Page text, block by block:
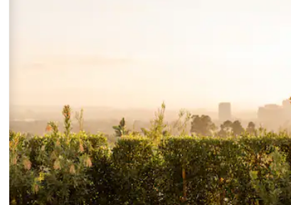
haut et vers le bas pour les parcourir ou en appuyant et en